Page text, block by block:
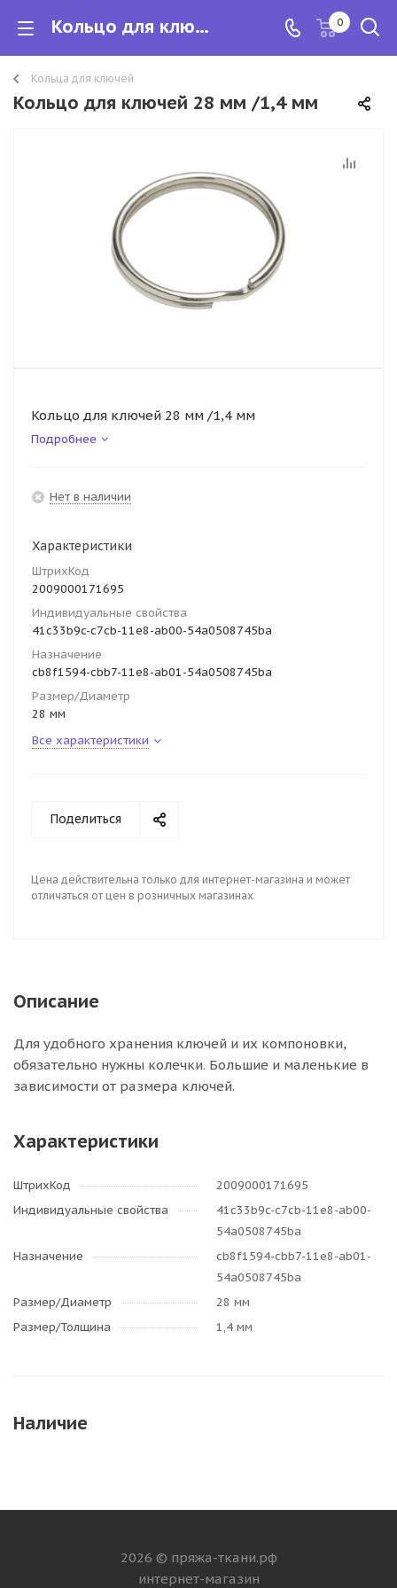
Кольцо для ключей 28 мм /1,4 мм 0
Кольца для ключей
Кольцо для ключей 28 мм /1,4 мм
Кольцо для ключей 28 мм /1,4 мм
Подробнее
Нет в наличии
Характеристики
ШтрихКод
2009000171695
Индивидуальные свойства
41c33b9c-c7cb-11e8-ab00-54a0508745ba
Назначение
cb8f1594-cbb7-11e8-ab01-54a0508745ba
Размер/Диаметр
28 мм
Все характеристики
Поделиться
Цена действительна только для интернет-магазина и может
отличаться от цен в розничных магазинах
Описание
Для удобного хранения ключей и их компоновки,
обязательно нужны колечки. Большие и маленькие в
зависимости от размера ключей.
Характеристики
ШтрихКод
2009000171695
Индивидуальные свойства
41c33b9c-c7cb-11e8-ab00-
54a0508745ba
Назначение
cb8f1594-cbb7-11e8-ab01-
54a0508745ba
Размер/Диаметр
28 мм
Размер/Толщина
1,4 мм
Наличие
2026 © пряжа-ткани.рф
интернет-магазин